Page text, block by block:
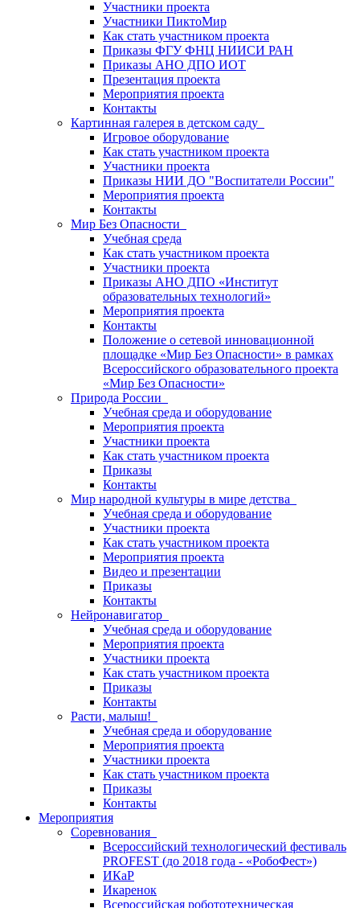
Участники проекта
Участники ПиктоМир
Как стать участником проекта
Приказы ФГУ ФНЦ НИИСИ РАН
Приказы АНО ДПО ИОТ
Презентация проекта
Мероприятия проекта
Контакты
Картинная галерея в детском саду
Игровое оборудование
Как стать участником проекта
Участники проекта
Приказы НИИ ДО "Воспитатели России"
Мероприятия проекта
Контакты
Мир Без Опасности
Учебная среда
Как стать участником проекта
Участники проекта
Приказы АНО ДПО «Институт
образовательных технологий»
Мероприятия проекта
Контакты
Положение о сетевой инновационной
площадке «Мир Без Опасности» в рамках
Всероссийского образовательного проекта
«Мир Без Опасности»
Природа России
Учебная среда и оборудование
Мероприятия проекта
Участники проекта
Как стать участником проекта
Приказы
Контакты
Мир народной культуры в мире детства
Учебная среда и оборудование
Участники проекта
Как стать участником проекта
Мероприятия проекта
Видео и презентации
Приказы
Контакты
Нейронавигатор
Учебная среда и оборудование
Мероприятия проекта
Участники проекта
Как стать участником проекта
Приказы
Контакты
Расти, малыш!
Учебная среда и оборудование
Мероприятия проекта
Участники проекта
Как стать участником проекта
Приказы
Контакты
Мероприятия
Соревнования
Всероссийский технологический фестиваль
PROFEST (до 2018 года - «РобоФест»)
ИКаР
Икаренок
Всероссийская робототехническая